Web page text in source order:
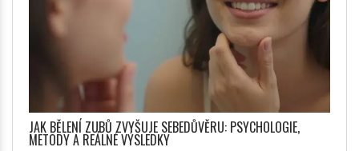
JAK BĚLENÍ ZUBŮ ZVYŠUJE SEBEDŮVĚRU: PSYCHOLOGIE,
METODY A REÁLNÉ VÝSLEDKY